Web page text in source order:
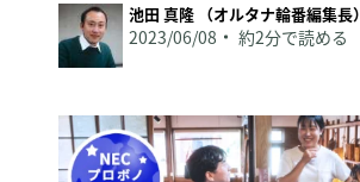
池田 真隆 （オルタナ輪番編集長）
2023/06/08 約2分で読める